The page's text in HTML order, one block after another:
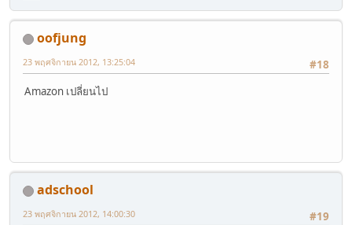
oofjung
#18
23 พฤศจิกายน 2012, 13:25:04
Amazon เปลี่ยนไป
adschool
#19
23 พฤศจิกายน 2012, 14:00:30